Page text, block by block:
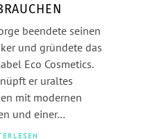
beendete seinen
und gründete das
Eco Cosmetics.
er uraltes
mit modernen
und einer…